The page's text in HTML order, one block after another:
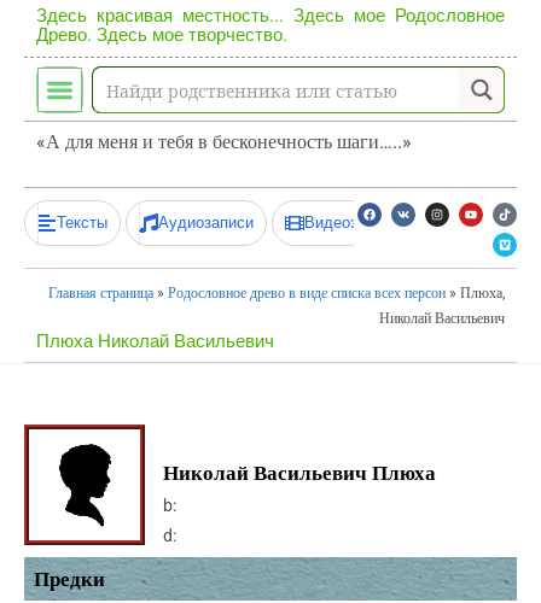
Здесь красивая местность... Здесь мое Родословное
Древо. Здесь мое творчество.
«А для меня и тебя в бесконечность шаги…..»
Тексты Аудиозаписи Видеозаписи
Главная страница » Родословное древо в виде списка всех персон » Плюха,
Николай Васильевич
Плюха Николай Васильевич
Николай Васильевич Плюха
b:
d:
Предки